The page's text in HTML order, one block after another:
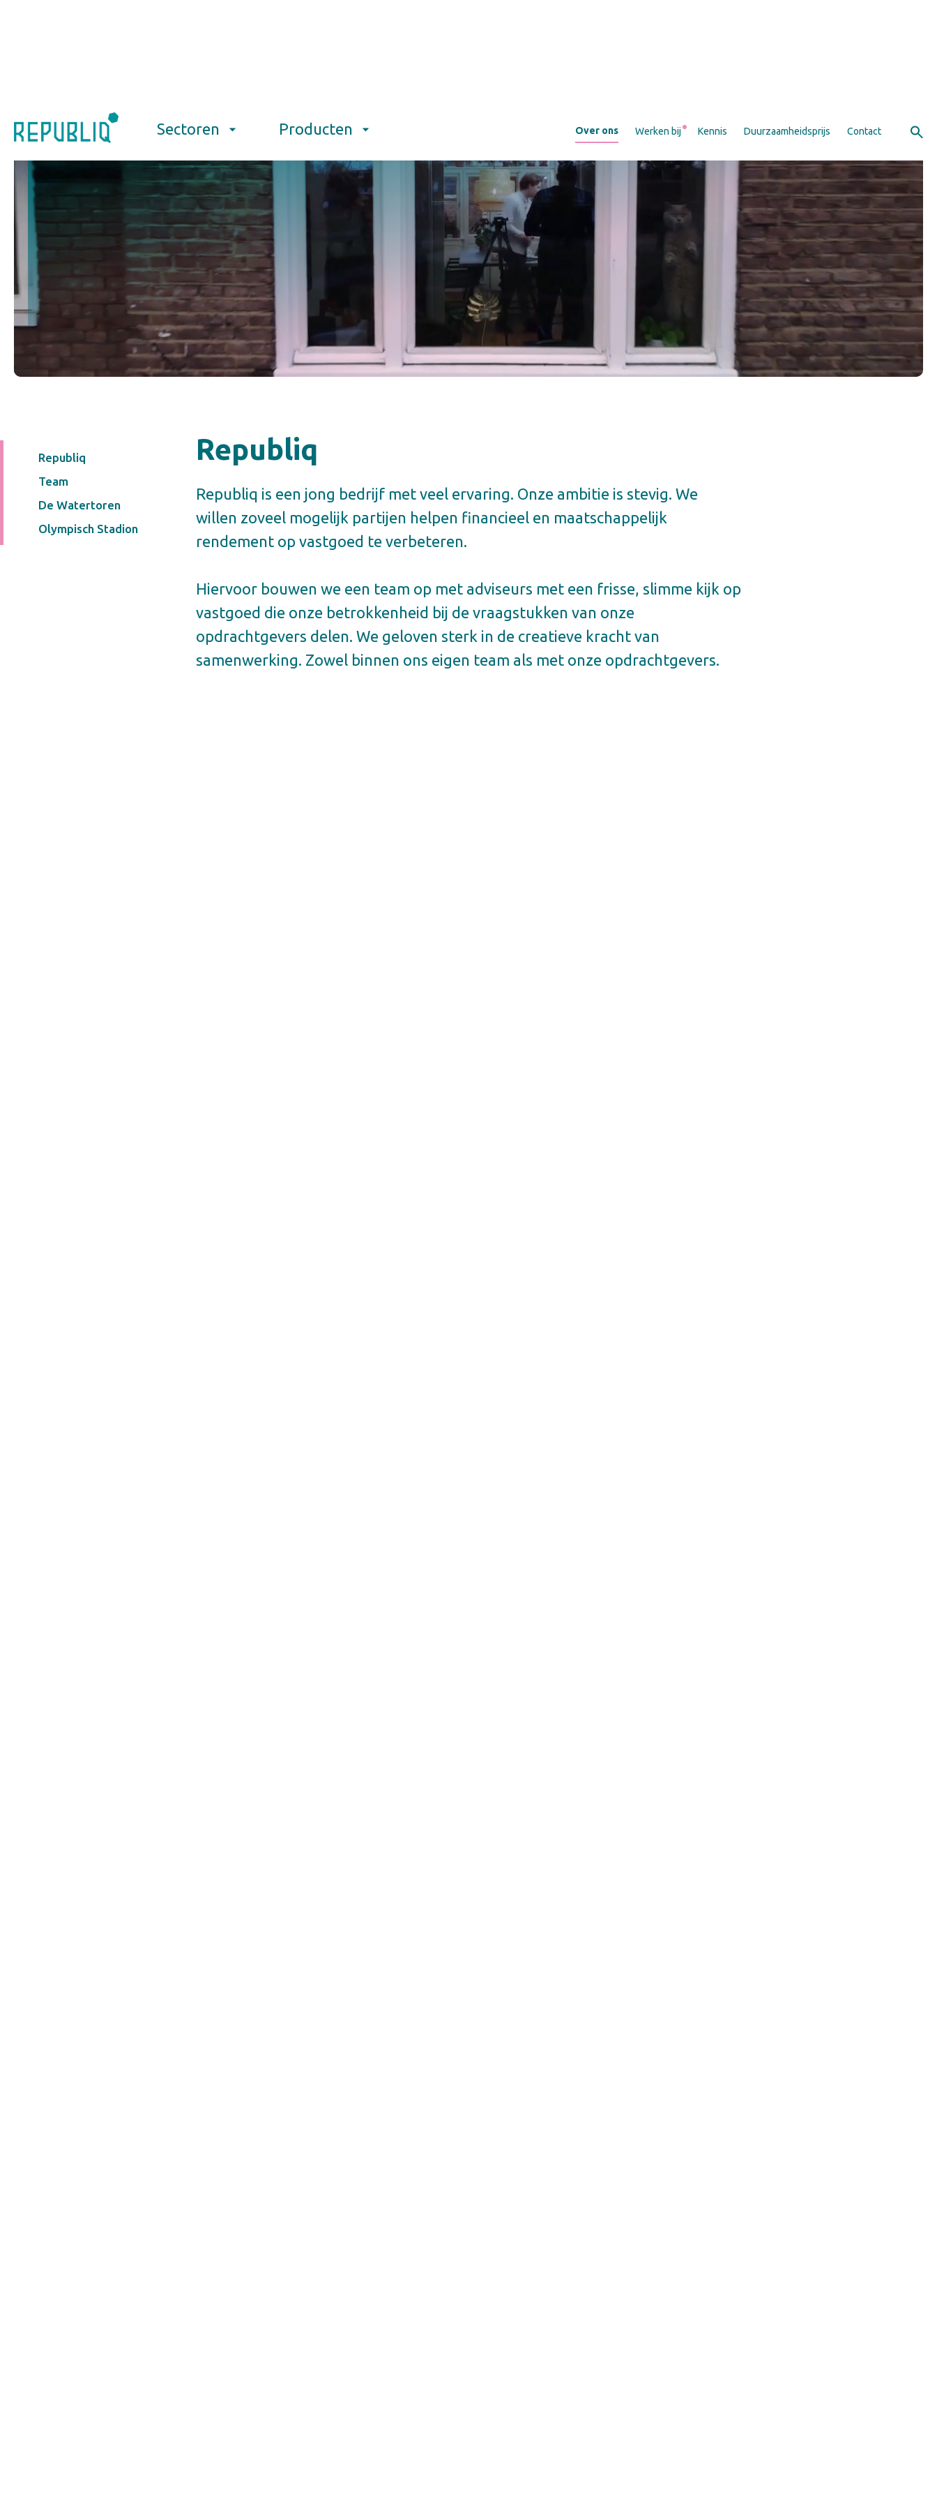
Sectoren Producten Over ons Werken bij Kennis Duurzaamheidsprijs Contact
Republiq
Team
De Watertoren
Olympisch Stadion
Republiq
Republiq is een jong bedrijf met veel ervaring. Onze ambitie is stevig. We
willen zoveel mogelijk partijen helpen financieel en maatschappelijk
rendement op vastgoed te verbeteren.
Hiervoor bouwen we een team op met adviseurs met een frisse, slimme kijk op
vastgoed die onze betrokkenheid bij de vraagstukken van onze
opdrachtgevers delen. We geloven sterk in de creatieve kracht van
samenwerking. Zowel binnen ons eigen team als met onze opdrachtgevers.